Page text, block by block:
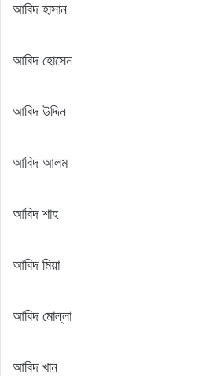
আবিদ হাসান
আবিদ হোসেন
আবিদ উদ্দিন
আবিদ আলম
আবিদ শাহ
আবিদ মিয়া
আবিদ মোল্লা
আবিদ খান